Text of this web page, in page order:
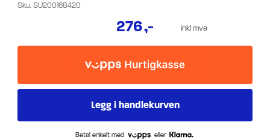
Sku.SU200168420
276,- inkl mva
Betal enkelt med eller